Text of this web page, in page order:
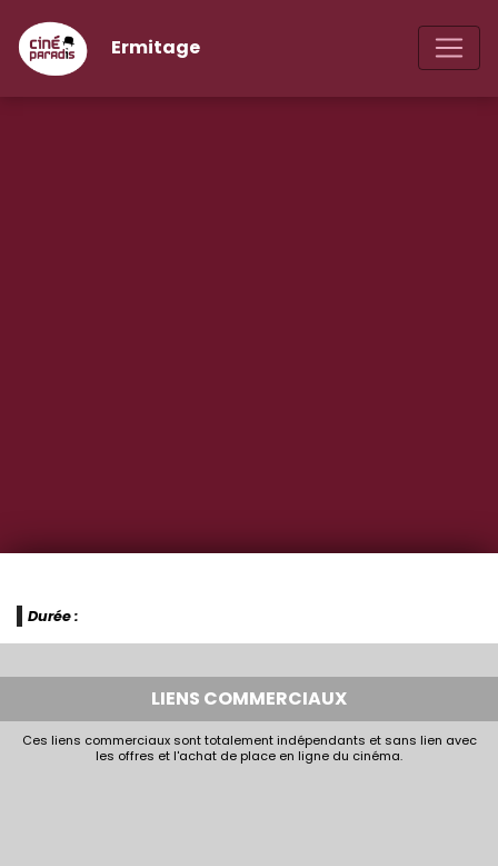
Ermitage
Durée :
LIENS COMMERCIAUX
Ces liens commerciaux sont totalement indépendants et sans lien avec
les offres et l'achat de place en ligne du cinéma.